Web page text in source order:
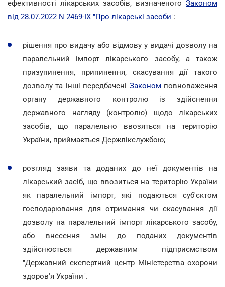
ефективності лікарських засобів, визначеного Законом
від 28.07.2022 N 2469-IX "Про лікарські засоби":
рішення про видачу або відмову у видачі дозволу на
паралельний імпорт лікарського засобу, а також
призупинення, припинення, скасування дії такого
дозволу та інші передбачені Законом повноваження
органу державного контролю із здійснення
державного нагляду (контролю) щодо лікарських
засобів, що паралельно ввозяться на територію
України, приймається Держлікслужбою;
розгляд заяви та доданих до неї документів на
лікарський засіб, що ввозиться на територію України
як паралельний імпорт, які подаються суб'єктом
господарювання для отримання чи скасування дії
дозволу на паралельний імпорт лікарського засобу,
або внесення змін до поданих документів
здійснюється державним підприємством
"Державний експертний центр Міністерства охорони
здоров'я України".